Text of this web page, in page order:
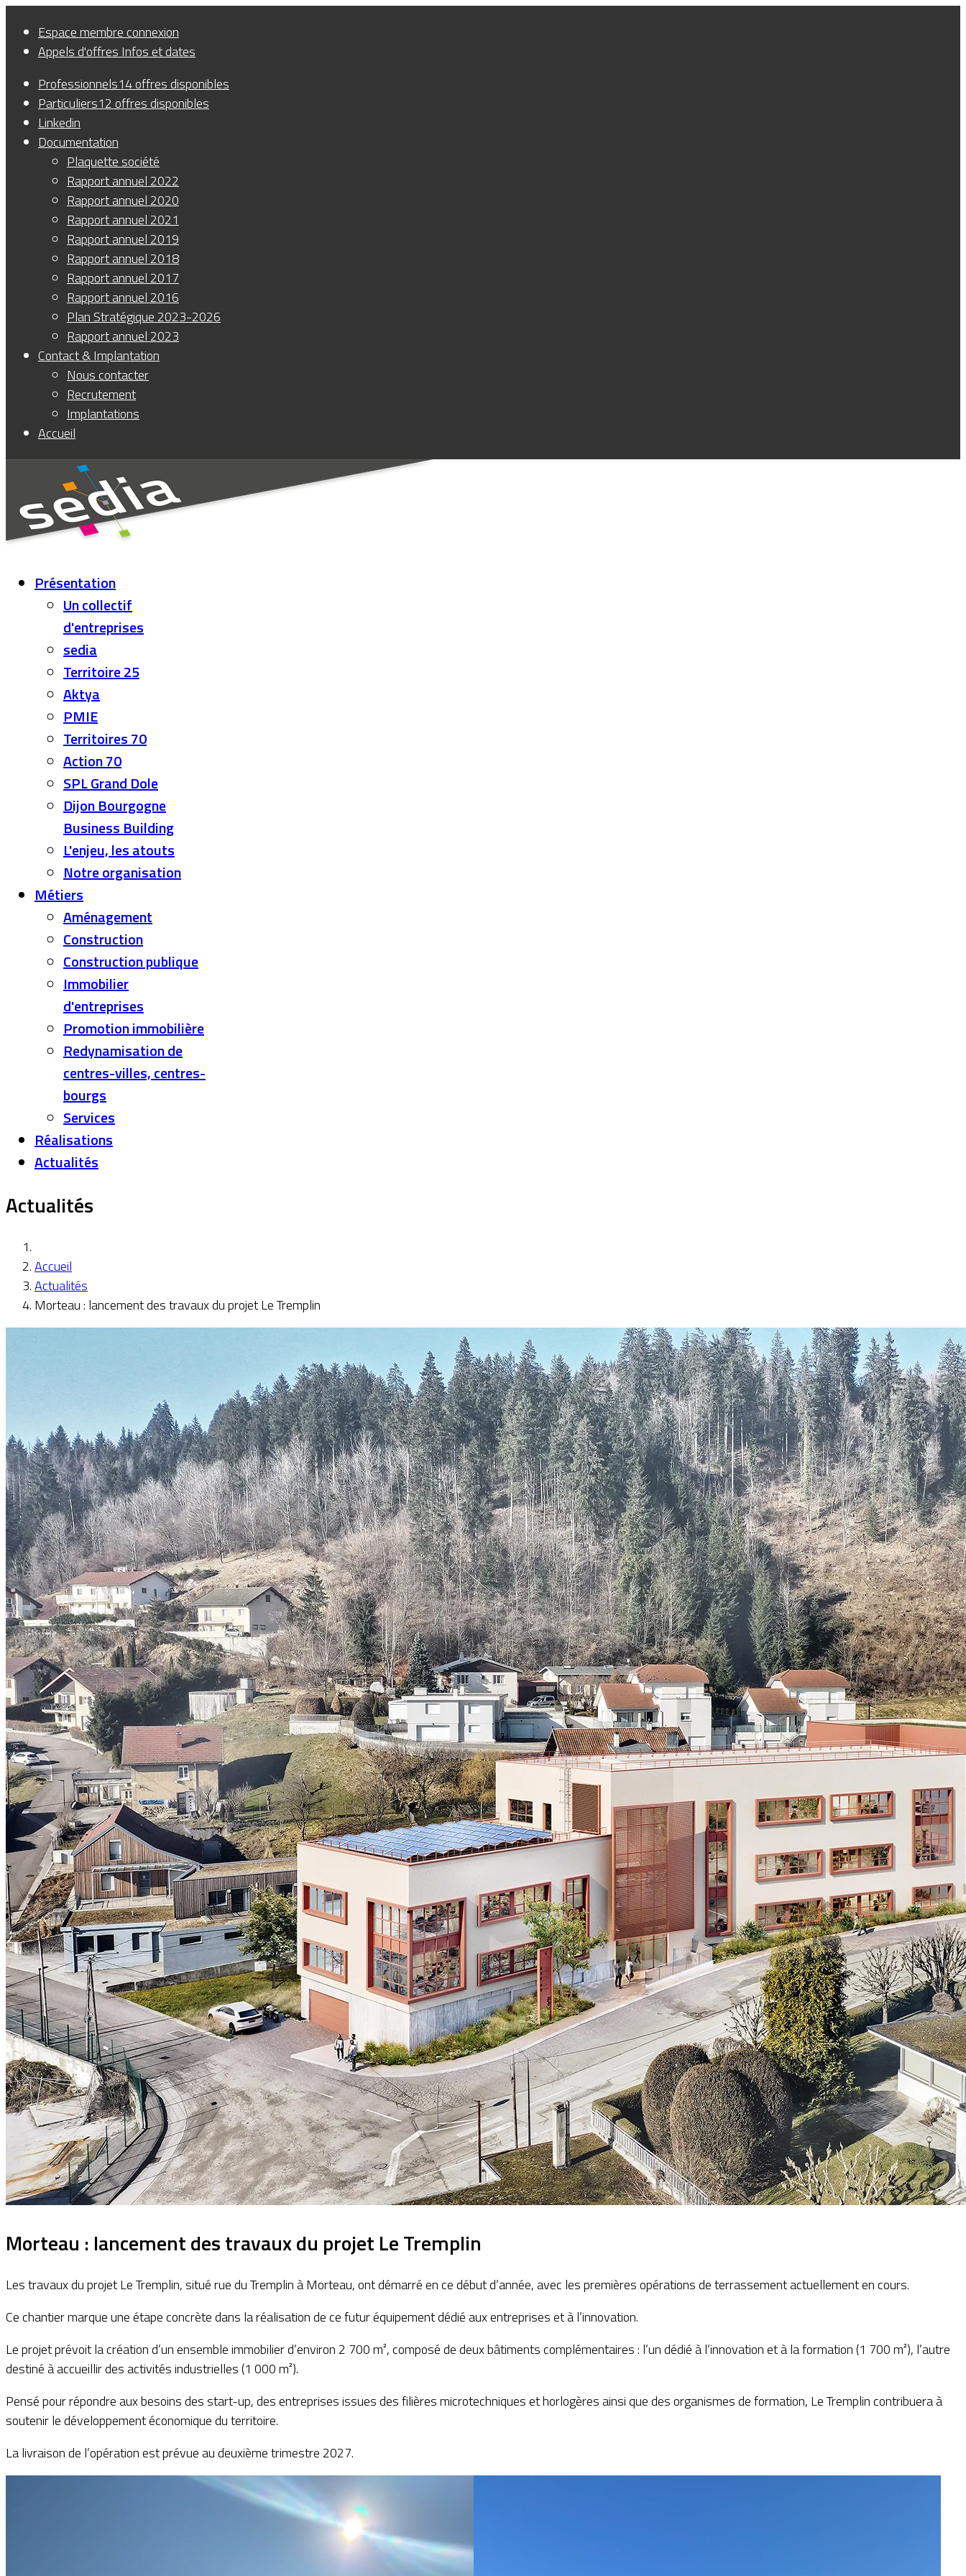
Espace membreconnexion
Appels d'offres Infos et dates
Professionnels14 offres disponibles
Particuliers12 offres disponibles
Linkedin
Documentation
Plaquette société
Rapport annuel 2022
Rapport annuel 2020
Rapport annuel 2021
Rapport annuel 2019
Rapport annuel 2018
Rapport annuel 2017
Rapport annuel 2016
Plan Stratégique 2023-2026
Rapport annuel 2023
Contact & Implantation
Nous contacter
Recrutement
Implantations
Accueil
Présentation
Un collectif
d'entreprises
sedia
Territoire 25
Aktya
PMIE
Territoires 70
Action 70
SPL Grand Dole
Dijon Bourgogne
Business Building
L'enjeu, les atouts
Notre organisation
Métiers
Aménagement
Construction
Construction publique
Immobilier
d'entreprises
Promotion immobilière
Redynamisation de
centres-villes, centres-
bourgs
Services
Réalisations
Actualités
Actualités
Accueil
Actualités
Morteau : lancement des travaux du projet Le Tremplin
Morteau : lancement des travaux du projet Le Tremplin
Les travaux du projet Le Tremplin, situé rue du Tremplin à Morteau, ont démarré en ce début d’année, avec les premières opérations de terrassement actuellement en cours.
Ce chantier marque une étape concrète dans la réalisation de ce futur équipement dédié aux entreprises et à l’innovation.
Le projet prévoit la création d’un ensemble immobilier d’environ 2 700 m², composé de deux bâtiments complémentaires : l’un dédié à l’innovation et à la formation (1 700 m²), l’autre
destiné à accueillir des activités industrielles (1 000 m²).
Pensé pour répondre aux besoins des start-up, des entreprises issues des filières microtechniques et horlogères ainsi que des organismes de formation, Le Tremplin contribuera à
soutenir le développement économique du territoire.
La livraison de l’opération est prévue au deuxième trimestre 2027.
Panneau de gestion des cookies